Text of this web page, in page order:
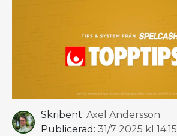
Skribent: Axel Andersson
Publicerad: 31/7 2025 kl 14:15